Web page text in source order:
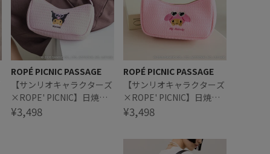
ROPÉ PICNIC PASSAGE
【サンリオキャラクターズ
×ROPE' PICNIC】日焼け
デザイン ハンドストラップ
¥3,498
ROPÉ PICNIC PASSAGE
【サンリオキャラクターズ
×ROPE' PICNIC】日焼け
デザイン ハンドストラップ
¥3,498